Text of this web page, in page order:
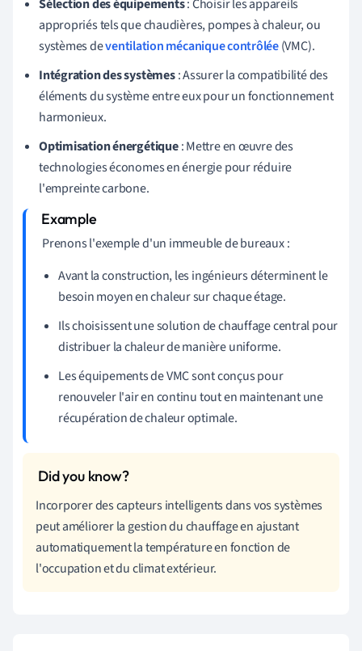
Sélection des équipements: Choisir les appareils
appropriés tels que chaudières, pompes à chaleur, ou
systèmes deventilation mécanique contrôlée(VMC).
Intégration des systèmes: Assurer la compatibilité des
éléments du système entre eux pour un fonctionnement
harmonieux.
Optimisation énergétique: Mettre en œuvre des
technologies économes en énergie pour réduire
l'empreinte carbone.
Prenons l'exemple d'un immeuble de bureaux :
Avant la construction, les ingénieurs déterminent le
besoin moyen en chaleur sur chaque étage.
Ils choisissent une solution de chauffage central pour
distribuer la chaleur de manière uniforme.
Les équipements de VMC sont conçus pour
renouveler l'air en continu tout en maintenant une
récupération de chaleur optimale.
Incorporer des capteurs intelligents dans vos systèmes
peut améliorer la gestion du chauffage en ajustant
automatiquement la température en fonction de
l'occupation et du climat extérieur.